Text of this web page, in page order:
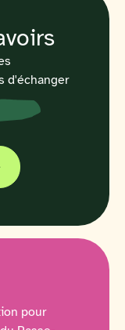
d'échanger
pour